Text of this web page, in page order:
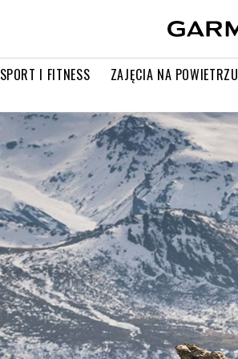
SPORT I FITNESS ZAJĘCIA NA POWIETRZU